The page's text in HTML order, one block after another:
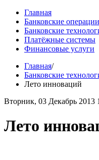
Главная
Банковские операции
Банковские
Платёжные системы
Финансовые услуги
Главная/
Банковские
Лето инноваций
Вторник, 03 Декабрь 2013
Лето